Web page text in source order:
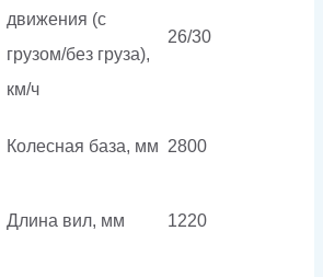
движения (с
грузом/без груза),
км/ч
26/30
Колесная база, мм 2800
Длина вил, мм 1220